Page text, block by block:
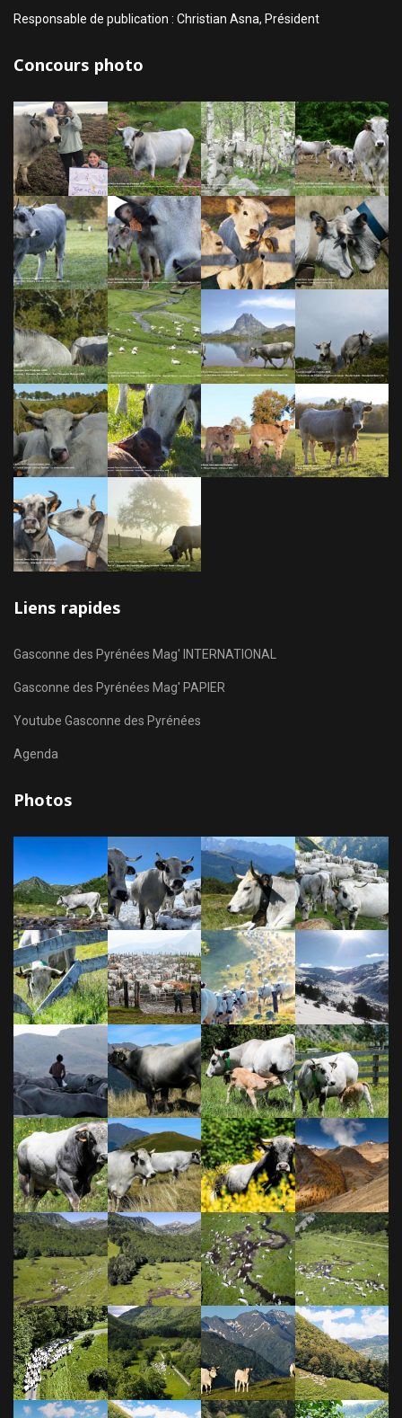
Responsable de publication : Christian Asna, Président
Concours photo
Liens rapides
Gasconne des Pyrénées Mag' INTERNATIONAL
Gasconne des Pyrénées Mag' PAPIER
Youtube Gasconne des Pyrénées
Agenda
Photos